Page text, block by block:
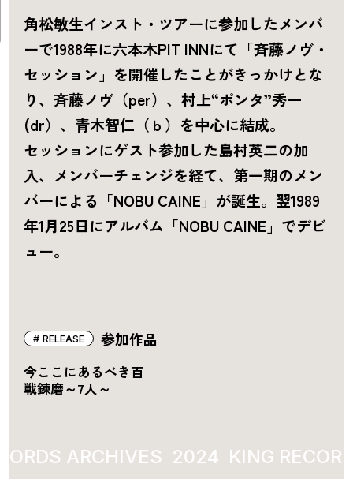
角松敏生インスト・ツアーに参加したメンバ
ーで1988年に六本木PIT INNにて「斉藤ノヴ・
セッション」を開催したことがきっかけとな
り、斉藤ノヴ（per）、村上“ポンタ”秀一
(dr）、青木智仁（ｂ）を中心に結成。
セッションにゲスト参加した島村英二の加
入、メンバーチェンジを経て、第一期のメン
バーによる「NOBU CAINE」が誕生。翌1989
年1月25日にアルバム「NOBU CAINE」でデビ
ュー。
参加作品
RELEASE
今ここにあるべき百
戦錬磨～7人～
ARCHIVES 2024 KING